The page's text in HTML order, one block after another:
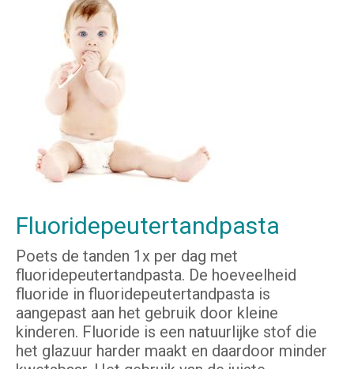
Fluoridepeutertandpasta
Poets de tanden 1x per dag met
fluoridepeutertandpasta. De hoeveelheid
fluoride in fluoridepeutertandpasta is
aangepast aan het gebruik door kleine
kinderen. Fluoride is een natuurlijke stof die
het glazuur harder maakt en daardoor minder